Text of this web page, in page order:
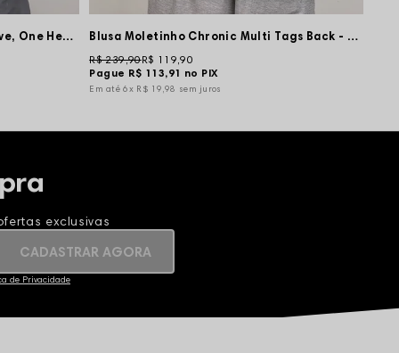
Blusa Moletinho Chronic One Love, One Heart - Preta Blusa Moletinho Chronic Multi Tags Back - Cinza
Pague R$ 113,91 no PIX
R$ 239,90R$ 119,90
6x R$ 19,98 sem juros
exclusivas
CADASTRAR AGORA
de Privacidade